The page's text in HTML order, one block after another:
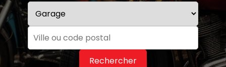
Rechercher